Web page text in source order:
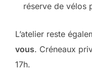
réserve de vélos
L’atelier reste
vous. Créneaux
17h.